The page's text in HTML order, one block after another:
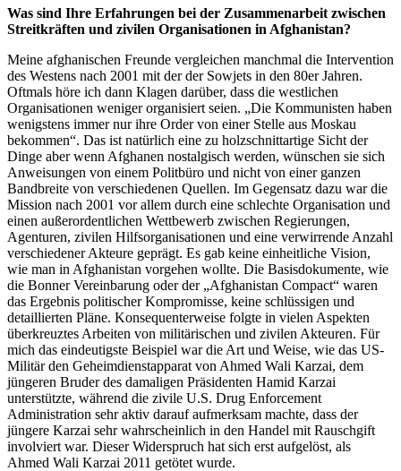
Was sind Ihre Erfahrungen bei der Zusammenarbeit zwischen
Streitkräften und zivilen Organisationen in Afghanistan?
Meine afghanischen Freunde vergleichen manchmal die Intervention
des Westens nach 2001 mit der der Sowjets in den 80er Jahren.
Oftmals höre ich dann Klagen darüber, dass die westlichen
Organisationen weniger organisiert seien. „Die Kommunisten haben
wenigstens immer nur ihre Order von einer Stelle aus Moskau
bekommen“. Das ist natürlich eine zu holzschnittartige Sicht der
Dinge aber wenn Afghanen nostalgisch werden, wünschen sie sich
Anweisungen von einem Politbüro und nicht von einer ganzen
Bandbreite von verschiedenen Quellen. Im Gegensatz dazu war die
Mission nach 2001 vor allem durch eine schlechte Organisation und
einen außerordentlichen Wettbewerb zwischen Regierungen,
Agenturen, zivilen Hilfsorganisationen und eine verwirrende Anzahl
verschiedener Akteure geprägt. Es gab keine einheitliche Vision,
wie man in Afghanistan vorgehen wollte. Die Basisdokumente, wie
die Bonner Vereinbarung oder der „Afghanistan Compact“ waren
das Ergebnis politischer Kompromisse, keine schlüssigen und
detaillierten Pläne. Konsequenterweise folgte in vielen Aspekten
überkreuztes Arbeiten von militärischen und zivilen Akteuren. Für
mich das eindeutigste Beispiel war die Art und Weise, wie das US-
Militär den Geheimdienstapparat von Ahmed Wali Karzai, dem
jüngeren Bruder des damaligen Präsidenten Hamid Karzai
unterstützte, während die zivile U.S. Drug Enforcement
Administration sehr aktiv darauf aufmerksam machte, dass der
jüngere Karzai sehr wahrscheinlich in den Handel mit Rauschgift
involviert war. Dieser Widerspruch hat sich erst aufgelöst, als
Ahmed Wali Karzai 2011 getötet wurde.